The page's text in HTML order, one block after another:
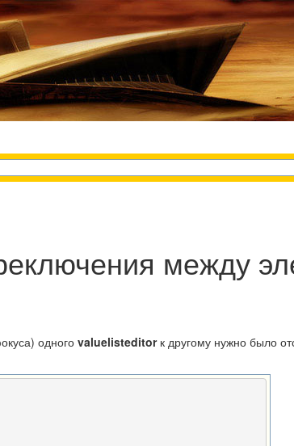
между
одного valuelisteditorк другому нужно было